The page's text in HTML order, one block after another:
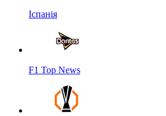
Іспанія
F1 Top News